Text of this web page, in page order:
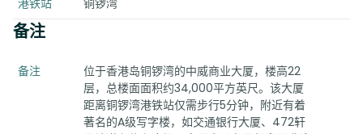
港铁站
铜锣湾
备注
备注
位于香港岛铜锣湾的中威商业大厦，楼高22
层，总楼面面积约34,000平方英尺。该大厦
距离铜锣湾港铁站仅需步行5分钟，附近有着
著名的A级写字楼，如交通银行大厦、472轩